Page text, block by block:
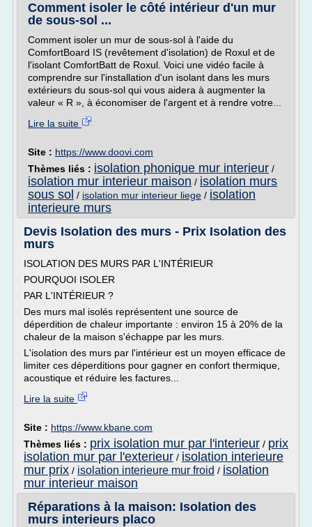
Comment isoler le côté intérieur d'un mur
de sous-sol ...
Comment isoler un mur de sous-sol à l'aide du
ComfortBoard IS (revêtement d'isolation) de Roxul et de
l'isolant ComfortBatt de Roxul. Voici une vidéo facile à
comprendre sur l'installation d'un isolant dans les murs
extérieurs du sous-sol qui vous aidera à augmenter la
valeur « R », à économiser de l'argent et à rendre votre...
Lire la suite
Site : https://www.doovi.com
Thèmes liés : isolation phonique mur interieur /
isolation mur interieur maison / isolation murs
sous sol / isolation mur interieur liege / isolation
interieure murs
Devis Isolation des murs - Prix Isolation des
murs
ISOLATION DES MURS PAR L'INTÉRIEUR
POURQUOI ISOLER
PAR L'INTÉRIEUR ?
Des murs mal isolés représentent une source de
déperdition de chaleur importante : environ 15 à 20% de la
chaleur de la maison s'échappe par les murs.
L'isolation des murs par l'intérieur est un moyen efficace de
limiter ces déperditions pour gagner en confort thermique,
acoustique et réduire les factures...
Lire la suite
Site : https://www.kbane.com
Thèmes liés : prix isolation mur par l'interieur / prix
isolation mur par l'exterieur / isolation interieure
mur prix / isolation interieure mur froid / isolation
mur interieur maison
Réparations à la maison: Isolation des
murs interieurs placo